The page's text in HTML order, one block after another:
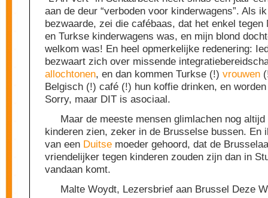
aan de deur “verboden voor kinderwagens”. Als
bezwaarde, zei die cafébaas, dat het enkel tegen
en Turkse kinderwagens was, en mijn blond
welkom was! En heel opmerkelijke redenering:
bezwaart zich over missende
allochtonen, en dan kommen Turkse (!) vrouwen
Belgisch (!) café (!) hun koffie drinken, en
Sorry, maar DIT is asociaal.
Maar de meeste mensen glimlachen nog
kinderen zien, zeker in de Brusselse bussen. En
van een Duitse moeder gehoord, dat de
vriendelijker tegen kinderen zouden zijn dan in
vandaan komt.
Malte Woydt, Lezersbrief aan Brussel Deze